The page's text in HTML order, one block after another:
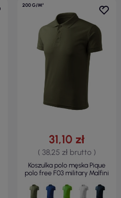
200 G/M²
31,10 zł
( 38,25 zł brutto )
Koszulka polo męska Pique
polo free F03 military Malfini